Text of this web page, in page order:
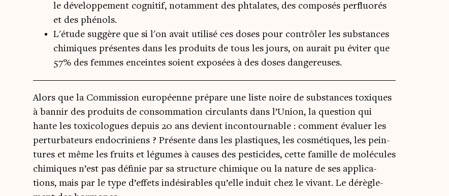
le développement cognitif, notamment des phtalates, des composés perfluorés
et des phénols.
L'étude suggère que si l'on avait utilisé ces doses pour contrôler les substances
chimiques présentes dans les produits de tous les jours, on aurait pu éviter que
57% des femmes enceintes soient exposées à des doses dangereuses.
Alors que la Com­mis­sion euro­péenne pré­pare une liste noire de sub­stances toxiques
à ban­nir des pro­duits de consom­ma­tion cir­cu­lants dans l’Union, la ques­tion qui
hante les toxi­co­logues depuis 20 ans devient incon­tour­nable : com­ment éva­luer les
per­tur­ba­teurs endo­cri­niens ? Pré­sente dans les plas­tiques, les cos­mé­tiques, les pein­
tures et même les fruits et légumes à causes des pes­ti­cides, cette famille de molé­cules
chi­miques n’est pas défi­nie par sa struc­ture chi­mique ou la nature de ses appli­ca­
tions, mais par le type d’effets indé­si­rables qu’elle induit chez le vivant. Le dérè­gle­